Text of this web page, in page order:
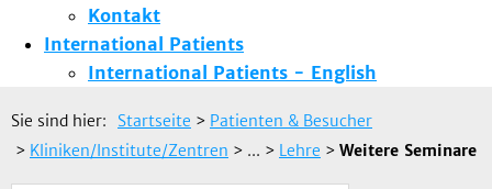
Kontakt
International Patients
International Patients - English
Sie sind hier: Startseite > Patienten & Besucher
> Kliniken/Institute/Zentren > ... > Lehre > Weitere Seminare